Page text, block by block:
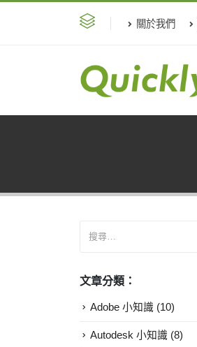
關於我們
文章分類：
Adobe 小知識 (10)
Autodesk 小知識 (8)